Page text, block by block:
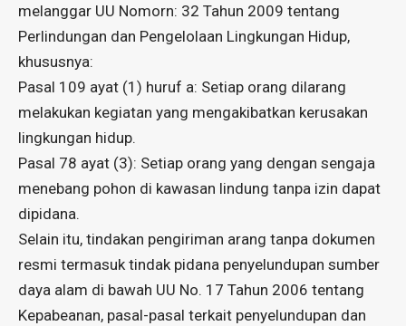
melanggar UU Nomorn: 32 Tahun 2009 tentang
Perlindungan dan Pengelolaan Lingkungan Hidup,
khususnya:
Pasal 109 ayat (1) huruf a: Setiap orang dilarang
melakukan kegiatan yang mengakibatkan kerusakan
lingkungan hidup.
Pasal 78 ayat (3): Setiap orang yang dengan sengaja
menebang pohon di kawasan lindung tanpa izin dapat
dipidana.
Selain itu, tindakan pengiriman arang tanpa dokumen
resmi termasuk tindak pidana penyelundupan sumber
daya alam di bawah UU No. 17 Tahun 2006 tentang
Kepabeanan, pasal-pasal terkait penyelundupan dan